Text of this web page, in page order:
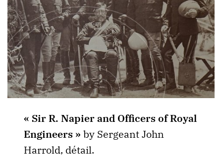
« Sir R. Napier and Officers of Royal
Engineers » by Sergeant John
Harrold, détail.